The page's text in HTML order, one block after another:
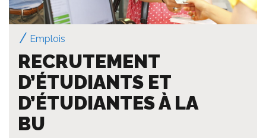
Emplois
RECRUTEMENT
D’ÉTUDIANTS ET
D’ÉTUDIANTES À LA
BU